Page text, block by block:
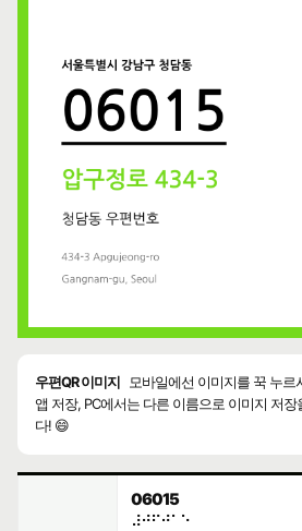
우편QR 이미지
모바일에선 이미지를 꾹 누르
앱 저장, PC에서는 다른 이름으로 이미지 저
다! 😄
06015
⠼⠚⠋⠚⠁⠑